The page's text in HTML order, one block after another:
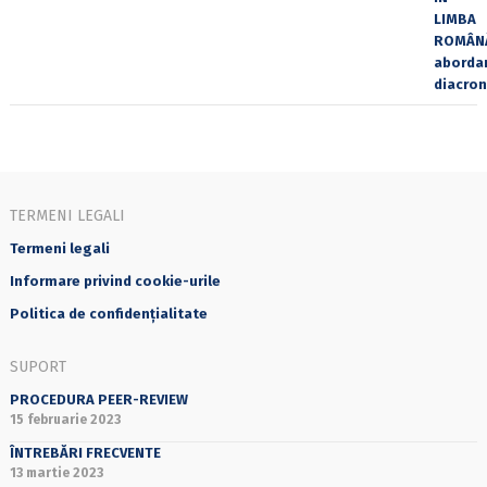
TERMENI LEGALI
Termeni legali
Informare privind cookie-urile
Politica de confidențialitate
SUPORT
PROCEDURA PEER-REVIEW
15 februarie 2023
ÎNTREBĂRI FRECVENTE
13 martie 2023